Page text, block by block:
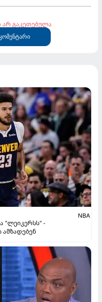
არ გაკეთებულა
NBA
"ლეიკერსს" -